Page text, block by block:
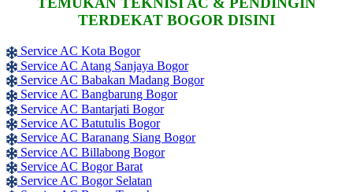
TERDEKAT BOGOR DISINI
Service AC Kota Bogor
Service AC Atang Sanjaya Bogor
Service AC Babakan Madang Bogor
Service AC Bangbarung Bogor
Service AC Bantarjati Bogor
Service AC Batutulis Bogor
Service AC Baranang Siang Bogor
Service AC Billabong Bogor
Service AC Bogor Barat
Service AC Bogor Selatan